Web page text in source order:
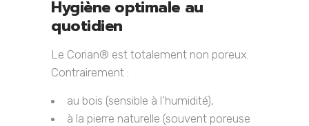
Hygiène optimale au
quotidien
Le Corian® est totalement non poreux.
Contrairement :
au bois (sensible à l’humidité),
à la pierre naturelle (souvent poreuse